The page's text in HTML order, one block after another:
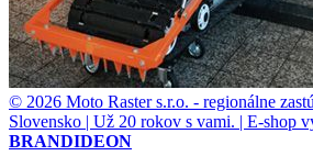
© 2026 Moto Raster s.r.o. - regionálne
Slovensko | Už 20 rokov s vami. | E-shop
BRANDIDEON